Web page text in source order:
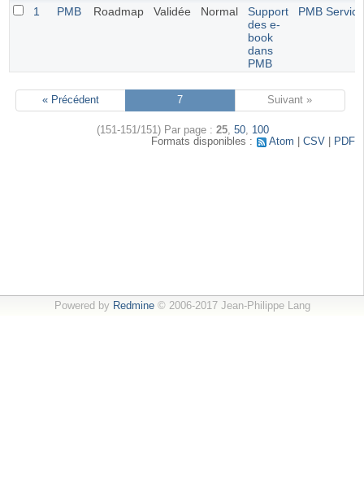
1
PMB Roadmap Validée Normal
Support
des e-
book
dans
PMB
PMB
« Précédent 7 Suivant »
(151-151/151) Par page : 25, 50, 100
Formats disponibles :
Atom CSV PDF
Powered by Redmine© 2006-2017 Jean-Philippe Lang